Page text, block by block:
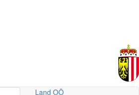
LandOÖ